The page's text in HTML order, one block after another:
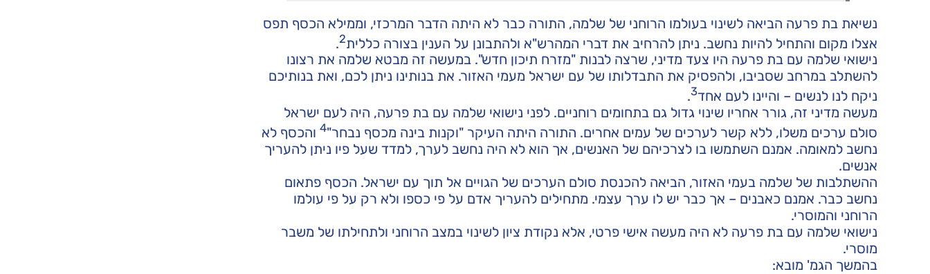
נשיאת בת פרעה הביאה לשינוי בעולמו הרוחני של שלמה, התורה כבר לא היתה הדבר המרכזי, וממילא הכסף תפס
אצלו מקום והתחיל להיות נחשב. ניתן להרחיב את דברי המהרש"א ולהתבונן על הענין בצורה כללית2
.
נישואי שלמה עם בת פרעה היו צעד מדיני, שרצה לבנות "מזרח תיכון חדש". במעשה זה מבטא שלמה את רצונו
להשתלב במרחב שסביבו, ולהפסיק את התבדלותו של עם ישראל מעמי האזור. את בנותינו ניתן לכם, ואת בנותיכם
ניקח לנו לנשים – והיינו לעם אחד3
.
מעשה מדיני זה, גורר אחריו שינוי גדול גם בתחומים רוחניים. לפני נישואי שלמה עם בת פרעה, היה לעם ישראל
סולם ערכים משלו, ללא קשר לערכים של עמים אחרים. התורה היתה העיקר "וקנות בינה מכסף נבחר"4והכסף לא
נחשב למאומה. אמנם השתמשו בו לצרכיהם של האנשים, אך הוא לא היה נחשב לערך, למדד שעל פיו ניתן להעריך
אנשים.
ההשתלבות של שלמה בעמי האזור, הביאה להכנסת סולם הערכים של הגויים אל תוך עם ישראל. הכסף פתאום
נחשב כבר. אמנם כאבנים – אך כבר יש לו ערך עצמי. מתחילים להעריך אדם על פי כספו ולא רק על פי עולמו
הרוחני והמוסרי.
נישואי שלמה עם בת פרעה לא היה מעשה אישי פרטי, אלא נקודת ציון לשינוי במצב הרוחני ולתחילתו של משבר
מוסרי.
בהמשך הגמ' מובא: